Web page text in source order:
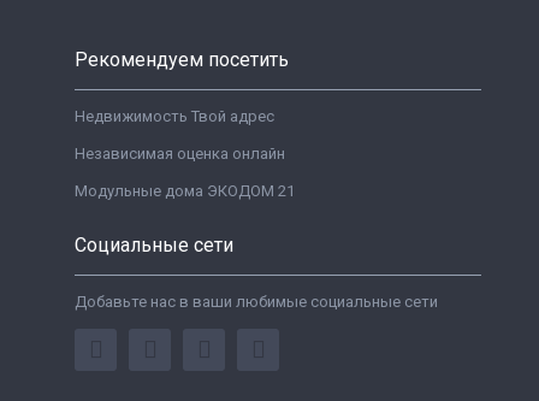
Рекомендуем посетить
Недвижимость Твой адрес
Независимая оценка онлайн
Модульные дома ЭКОДОМ 21
Социальные сети
Добавьте нас в ваши любимые социальные сети